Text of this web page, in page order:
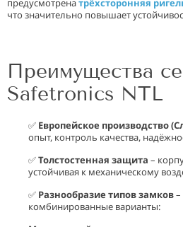
предусмотренатрёхсторонняя
что значительно повышает
Преимущества
Safetronics NTL
✅ Европейское производство
опыт, контроль качества,
✅Толстостенная защита –
устойчивая к механическому
✅ Разнообразие типов замков
комбинированные варианты: